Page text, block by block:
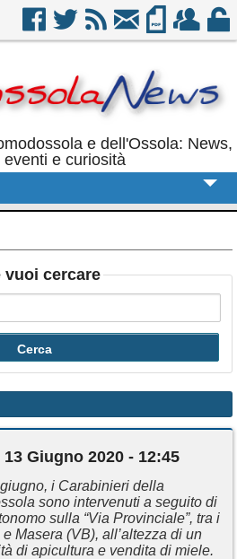
e dell'Ossola: News,
eventi e curiosità
vuoi cercare
13 Giugno 2020 - 12:45
i Carabinieri della
sono intervenuti a seguito di
sulla “Via Provinciale”, tra i
Masera (VB), all’altezza di un
di apicultura e vendita di miele.